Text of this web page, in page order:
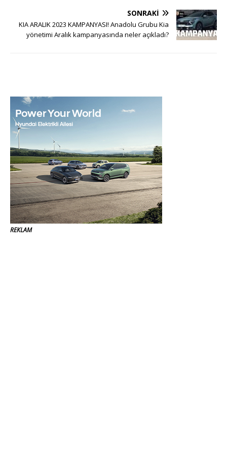
SONRAKI
KIA ARALIK 2023 KAMPANYASI! Anadolu Grubu Kia
yönetimi Aralık kampanyasında neler açıkladı?
REKLAM